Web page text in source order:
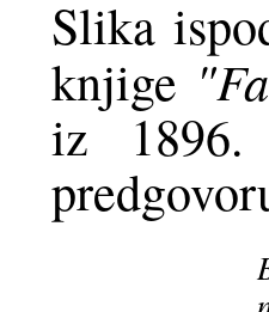
Slika
knjige
iz 1896.